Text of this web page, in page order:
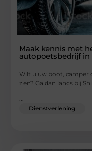
Maak kennis met
autopoetsbedrijf in
Wilt u uw boot, camper
zien? Ga dan langs bij
...
Dienstverlening